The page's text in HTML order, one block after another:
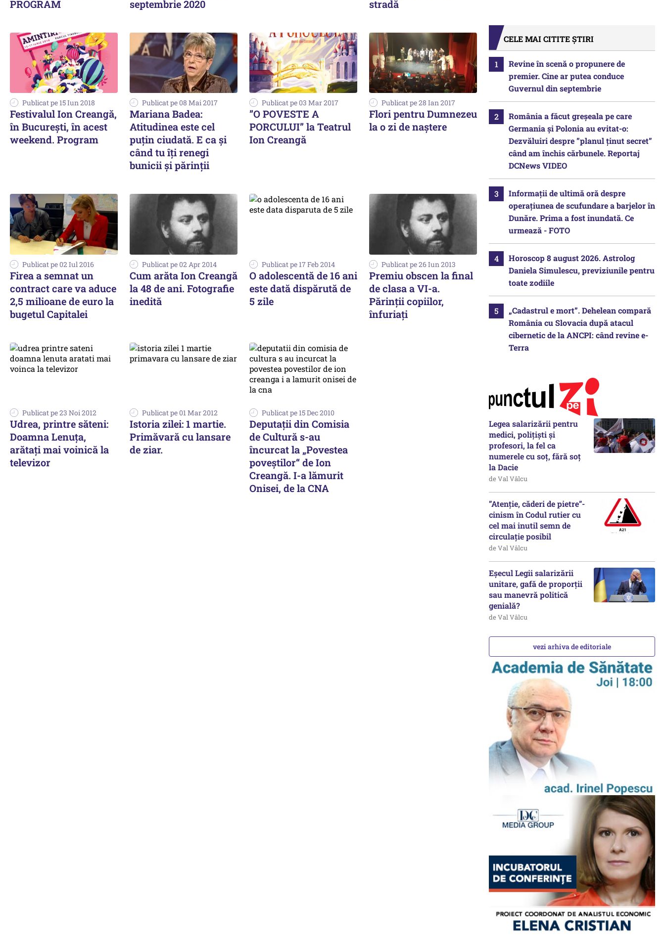
PROGRAM
septembrie 2020
stradă
Publicat pe 15 Iun 2018
Festivalul Ion Creangă,
în București, în acest
weekend. Program
Publicat pe 08 Mai 2017
Mariana Badea:
Atitudinea este cel
puțin ciudată. E ca și
când tu îți renegi
bunicii și părinții
Publicat pe 03 Mar 2017
”O POVESTE A
PORCULUI” la Teatrul
Ion Creangă
Publicat pe 28 Ian 2017
Flori pentru Dumnezeu
la o zi de naștere
Publicat pe 02 Iul 2016
Firea a semnat un
contract care va aduce
2,5 milioane de euro la
bugetul Capitalei
Publicat pe 02 Apr 2014
Cum arăta Ion Creangă
la 48 de ani. Fotografie
inedită
Publicat pe 17 Feb 2014
O adolescentă de 16 ani
este dată dispărută de
5 zile
Publicat pe 26 Iun 2013
Premiu obscen la final
de clasa a VI-a.
Părinții copiilor,
înfuriați
Publicat pe 23 Noi 2012
Udrea, printre săteni:
Doamna Lenuța,
arătați mai voinică la
televizor
Publicat pe 01 Mar 2012
Istoria zilei: 1 martie.
Primăvară cu lansare
de ziar.
Publicat pe 15 Dec 2010
Deputaţii din Comisia
de Cultură s-au
încurcat la „Povestea
poveştilor“ de Ion
Creangă. I-a lămurit
Onisei, de la CNA
CELE MAI CITITE ȘTIRI
Revine în scenă o propunere de
premier. Cine ar putea conduce
Guvernul din septembrie
România a făcut greșeala pe care
Germania și Polonia au evitat-o:
Dezvăluiri despre ”planul ținut secret”
când am închis cărbunele. Reportaj
DCNews VIDEO
Informații de ultimă oră despre
operațiunea de scufundare a barjelor în
Dunăre. Prima a fost inundată. Ce
urmează - FOTO
Horoscop 8 august 2026. Astrolog
Daniela Simulescu, previziunile pentru
toate zodiile
„Cadastrul e mort”. Dehelean compară
România cu Slovacia după atacul
cibernetic de la ANCPI: când revine e-
Terra
Legea salarizării pentru
medici, polițiști și
profesori, la fel ca
numerele cu soț, fără soț
la Dacie
de Val Vâlcu
”Atenție, căderi de pietre”-
cinism în Codul rutier cu
cel mai inutil semn de
circulație posibil
de Val Vâlcu
Eșecul Legii salarizării
unitare, gafă de proporții
sau manevră politică
genială?
de Val Vâlcu
vezi arhiva de editoriale